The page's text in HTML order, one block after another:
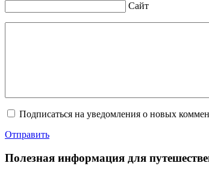
Сайт
Подписаться на уведомления о новых
Отправить
Полезная информация для